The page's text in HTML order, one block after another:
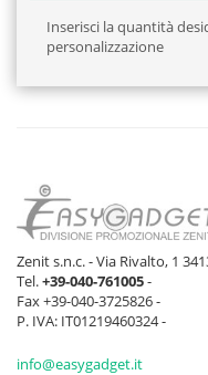
Inserisci la quantità
personalizzazione
Zenit s.n.c. - Via Rivalto, 1
Tel.+39-040-761005-
Fax +39-040-3725826 -
P. IVA: IT01219460324 -
info@easygadget.it